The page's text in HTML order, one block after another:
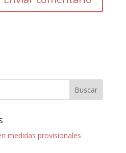
medidas provisionales